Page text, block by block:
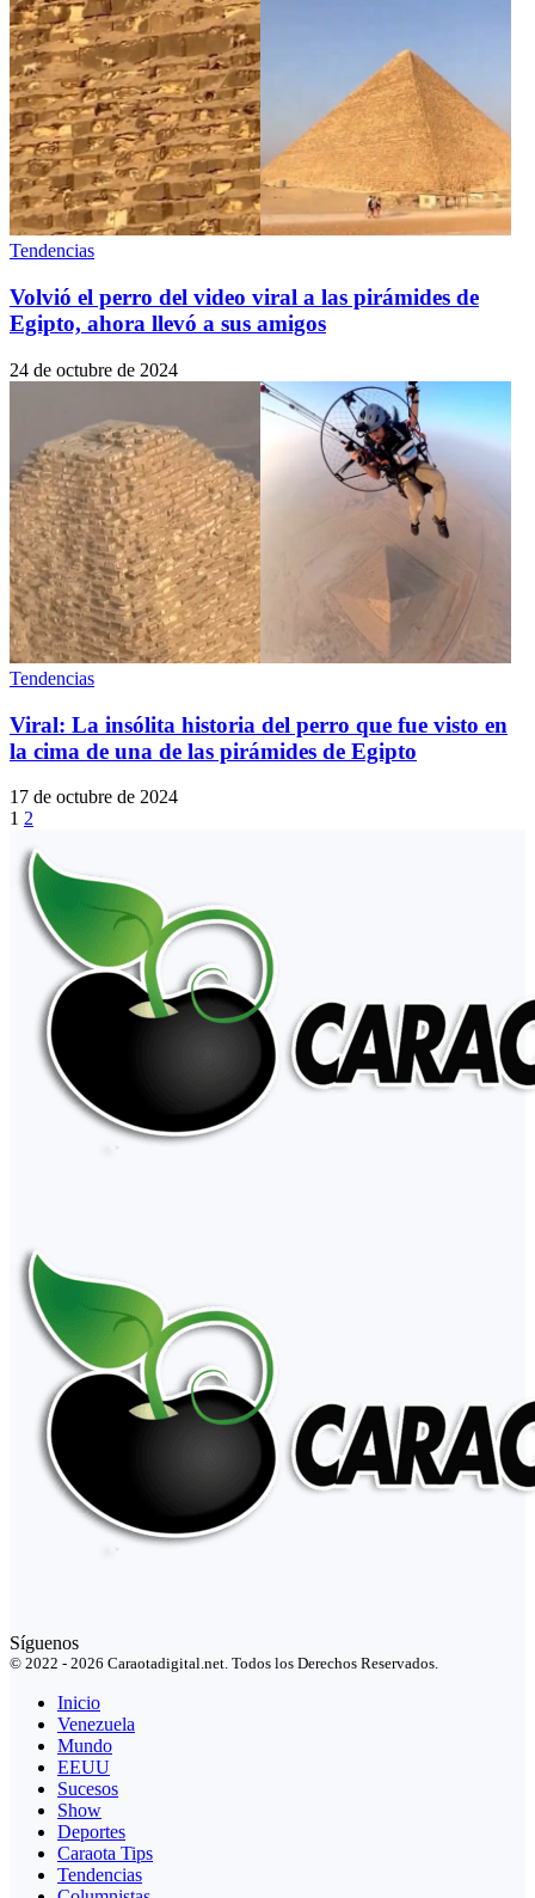
Tendencias
Volvió el perro del video viral a las pirámides de
Egipto, ahora llevó a sus amigos
24 de octubre de 2024
Tendencias
Viral: La insólita historia del perro que fue visto en
la cima de una de las pirámides de Egipto
17 de octubre de 2024
1 2
Síguenos
© 2022 - 2026 Caraotadigital.net. Todos los Derechos Reservados.
Inicio
Venezuela
Mundo
EEUU
Sucesos
Show
Deportes
Caraota Tips
Tendencias